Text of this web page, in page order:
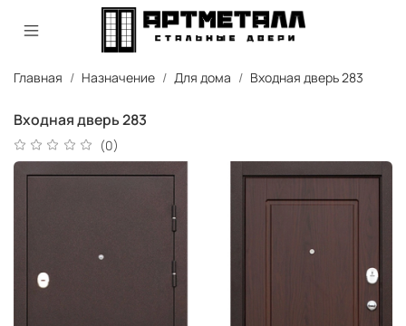
Главная Назначение Для дома Входная дверь 283
Входная дверь 283
(0)